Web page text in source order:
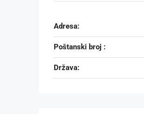
Adresa:
Poštanski broj :
Država: